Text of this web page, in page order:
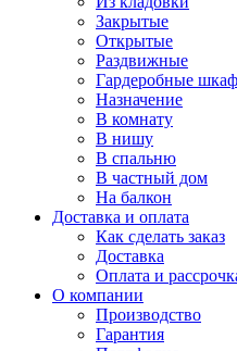
Закрытые
Открытые
Раздвижные
Гардеробные
Назначение
В комнату
В нишу
В спальню
В частный дом
На балкон
Доставка и оплата
Как сделать заказ
Доставка
Оплата и
О компании
Производство
Гарантия